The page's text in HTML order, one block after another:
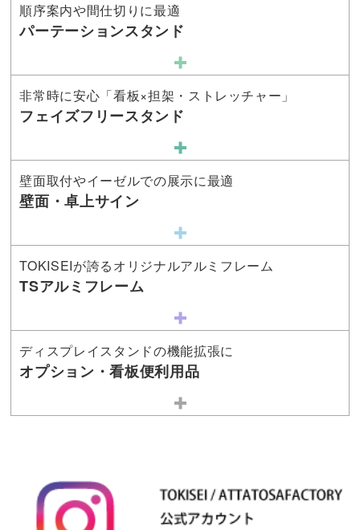
順序案内や間仕切りに最適
パーテーションスタンド
非常時に安心「看板×担架・ストレッチャー」
フェイズフリースタンド
壁面取付やイーゼルでの展示に最適
壁面・卓上サイン
TOKISEIが誇るオリジナルアルミフレーム
TSアルミフレーム
ディスプレイスタンドの機能拡張に
オプション・看板便利用品